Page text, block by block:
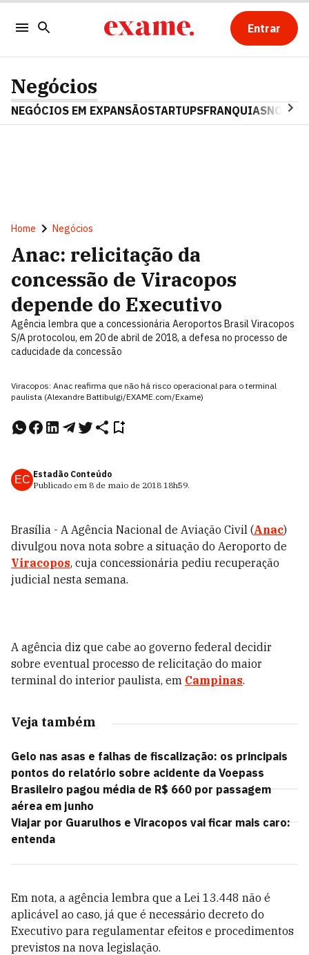
Entrar
Negócios
NEGÓCIOS EM EXPANSÃOSTARTUPSFRANQUIAS
Home Negócios
Anac: relicitação da
concessão de Viracopos
depende do Executivo
Agência lembra que a concessionária Aeroportos Brasil Viracopos
S/A protocolou, em 20 de abril de 2018, a defesa no processo de
caducidade da concessão
Viracopos: Anac reafirma que não há risco operacional para o terminal
paulista (Alexandre Battibulgi/EXAME.com/Exame)
EC Estadão Conteúdo
Publicado em 8 de maio de 2018 18h59.
Brasília - A Agência Nacional de Aviação Civil (Anac)
divulgou nova nota sobre a situação do Aeroporto de
Viracopos, cuja concessionária pediu recuperação
judicial nesta semana.
A agência diz que cabe ao governo federal decidir
sobre eventual processo de relicitação do maior
terminal do interior paulista, em Campinas.
Veja também
Gelo nas asas e falhas de fiscalização: os principais
pontos do relatório sobre acidente da Voepass
Brasileiro pagou média de R$ 660 por passagem
aérea em junho
Viajar por Guarulhos e Viracopos vai ficar mais caro:
entenda
Em nota, a agência lembra que a Lei 13.448 não é
aplicável ao caso, já que é necessário decreto do
Executivo para regulamentar efeitos e procedimentos
previstos na nova legislação.